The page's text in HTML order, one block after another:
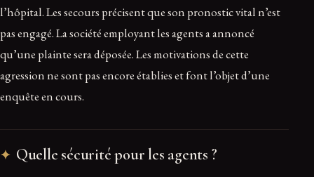
l’hôpital. Les secours précisent que son pronostic vital n’est
pas engagé. La société employant les agents a annoncé
qu’une plainte sera déposée. Les motivations de cette
agression ne sont pas encore établies et font l’objet d’une
enquête en cours.
Quelle sécurité pour les agents ?